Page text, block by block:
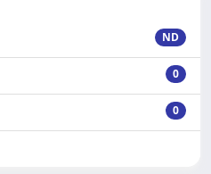
ND
0
0